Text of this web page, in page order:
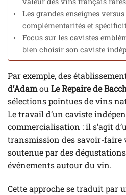
Les grandes enseignes
complémentarités et
Focus sur les cavistes
bien choisir son caviste
Par exemple, des
d’Adamou Le Repaire de
sélections pointues de vins
Le travail d’un caviste
commercialisation : il s’agit
transmission des savoir-faire
soutenue par des
événements autour du vin.
Cette approche se traduit par